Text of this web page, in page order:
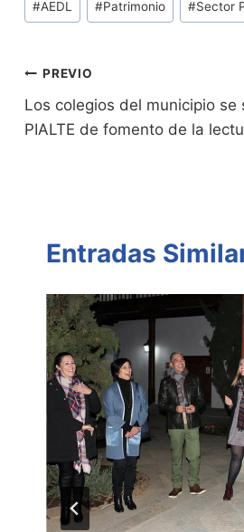
ri
n
dl
y
y
k
s
p
er e
o
k
de
#AEDL #Patrimonio #Sector
Navegación
de
PREVIO
Los colegios del municipio se
PIALTE de fomento de la
Entradas